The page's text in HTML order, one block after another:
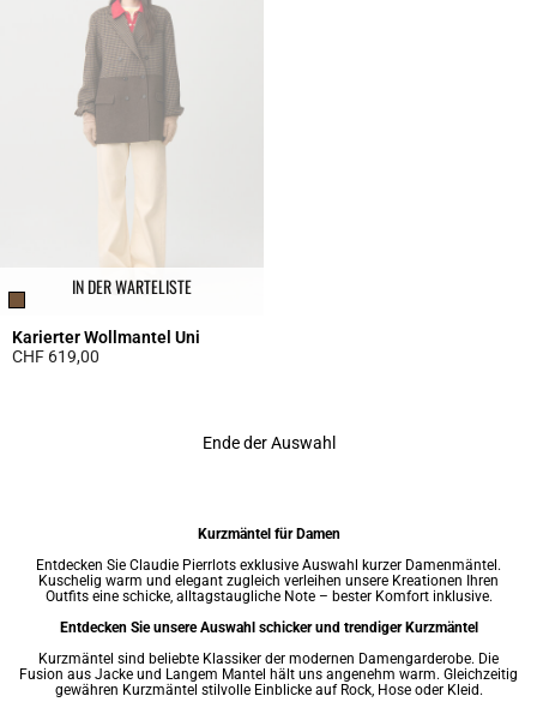
IN DER WARTELISTE
Karierter Wollmantel Uni
CHF 619,00
Ende der Auswahl
Kurzmäntel für Damen
Entdecken Sie Claudie Pierrlots exklusive Auswahl kurzer Damenmäntel.
Kuschelig warm und elegant zugleich verleihen unsere Kreationen Ihren
Outfits eine schicke, alltagstaugliche Note – bester Komfort inklusive.
Entdecken Sie unsere Auswahl schicker und trendiger Kurzmäntel
Kurzmäntel sind beliebte Klassiker der modernen Damengarderobe. Die
Fusion aus Jacke und Langem Mantel hält uns angenehm warm. Gleichzeitig
gewähren Kurzmäntel stilvolle Einblicke auf Rock, Hose oder Kleid.